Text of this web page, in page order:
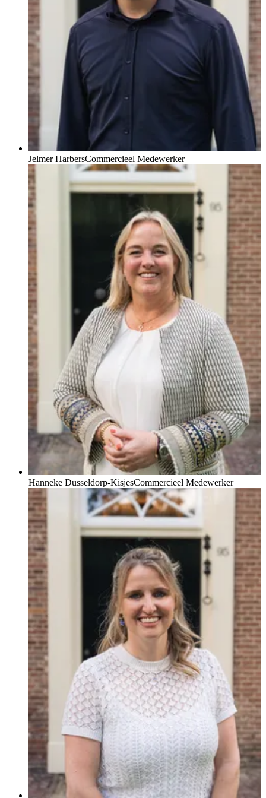
Drieklomp Magazine
Drieklomp brengt 2 keer per jaar exclusief lifestyle magazine uit,
deze verschijnt tweemaal per jaar in een oplage van 25.000
exemplaren en bereikt een breed publiek. Het magazine is gratis aan
te vragen via onze website, per e-mail, af te halen op onze kantoren
of mee te nemen tijdens diverse evenementen.
Heeft u verhuisplannen? U bent welkom op de Hoofdstraat 41A,
of bel voor een afspraak. We helpen u graag verder!
Jelmer HarbersCommercieel Medewerker
Hanneke Dusseldorp-KisjesCommercieel Medewerker